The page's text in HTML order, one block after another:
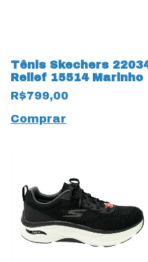
Tênis Skechers
Relief 15514 Marinho
R$799,00
Comprar